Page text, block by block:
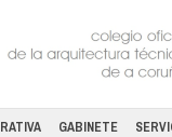
GABINETE